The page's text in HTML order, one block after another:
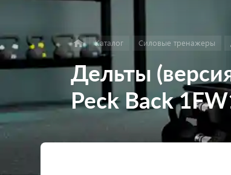
Каталог Силовые тренажеры
Дельты
Peck Back